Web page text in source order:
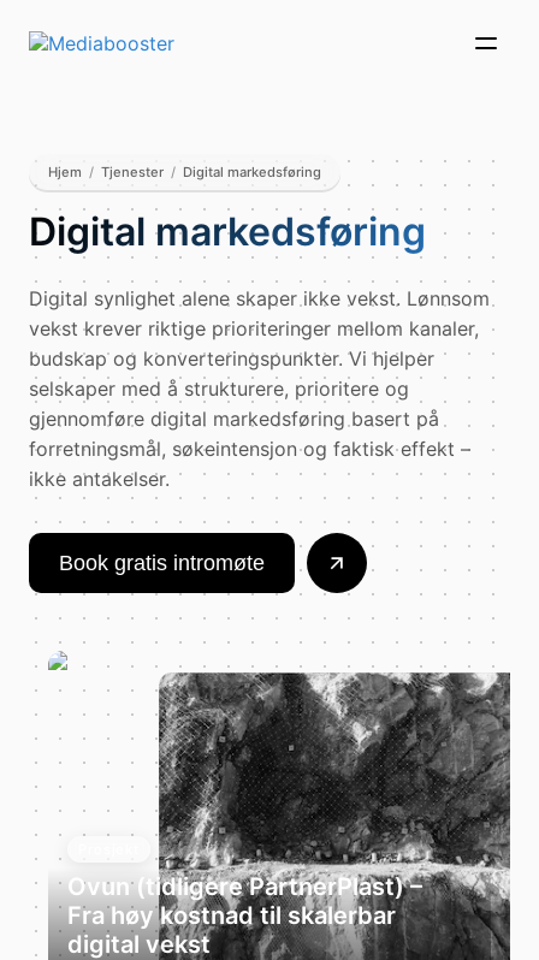
Skip To Main Content
Hjem / Tjenester / Digital markedsføring
Digital markedsføring
Digital synlighet alene skaper ikke vekst. Lønnsom
vekst krever riktige prioriteringer mellom kanaler,
budskap og konverteringspunkter. Vi hjelper
selskaper med å strukturere, prioritere og
gjennomføre digital markedsføring basert på
forretningsmål, søkeintensjon og faktisk effekt –
ikke antakelser.
Book gratis intromøte
Ovun (tidligere PartnerPlast) –
Fra høy kostnad til skalerbar
digital vekst